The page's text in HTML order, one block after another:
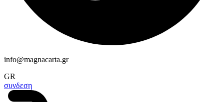
info@magnacarta.gr
GR
συνδεση